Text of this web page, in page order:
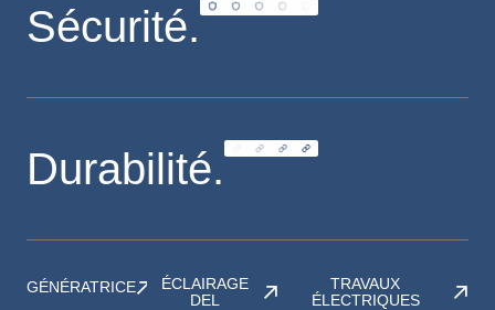
Sécurité.
Durabilité.
GÉNÉRATRICE
ÉCLAIRAGE
DEL
TRAVAUX
ÉLECTRIQUES